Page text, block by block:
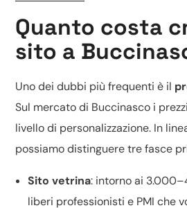
Quanto costa
sito a
Uno dei dubbi più frequenti è il
Sul mercato di Buccinasco i
livello di personalizzazione. In
possiamo distinguere tre fasce
Sito vetrina: intorno ai
liberi professionisti e PMI che